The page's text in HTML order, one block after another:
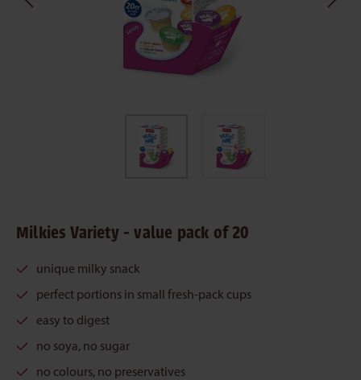
Milkies Variety - value pack of 20
unique milky snack
perfect portions in small fresh-pack cups
easy to digest
no soya, no sugar
no colours, no preservatives